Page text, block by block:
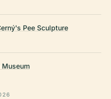
Pee Sculpture